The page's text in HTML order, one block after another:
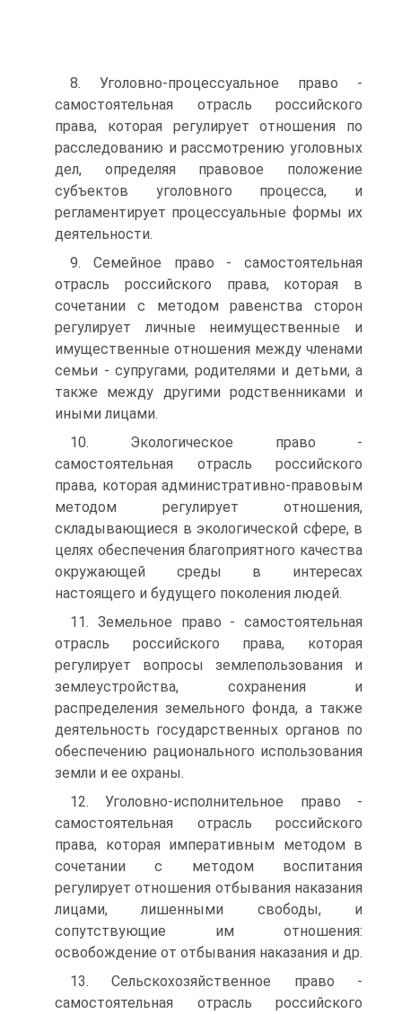
8. Уголовно-процессуальное право -
самостоятельная отрасль российского
права, которая регулирует отношения по
расследо­ванию и рассмотрению уголовных
дел, определяя правовое по­ложение
субъектов уголовного процесса, и
регламентирует про­цессуальные формы их
деятельности.
9. Семейное право - самостоятельная
отрасль российского права, которая в
сочетании с методом равенства сторон
регули­рует личные неимущественные и
имущественные отношения между членами
семьи - супругами, родителями и детьми, а
также между другими родственниками и
иными лицами.
10. Экологическое право -
самостоятельная отрасль россий­ского
права, которая административно-правовым
методом регу­лирует отношения,
складывающиеся в экологической сфере, в
целях обеспечения благоприятного качества
окружающей среды в интересах
настоящего и будущего поколения людей.
11. Земельное право - самостоятельная
отрасль российского права, которая
регулирует вопросы землепользования и
землеу­стройства, сохранения и
распределения земельного фонда, а так­же
деятельность государственных органов по
обеспечению раци­онального использования
земли и ее охраны.
12. Уголовно-исполнительное право -
самостоятельная от­расль российского
права, которая императивным методом в
со­четании с методом воспитания
регулирует отношения отбыва­ния наказания
лицами, лишенными свободы, и
сопутствующие им отношения:
освобождение от отбывания наказания и др.
13. Сельскохозяйственное право -
самостоятельная отрасль рос­сийского